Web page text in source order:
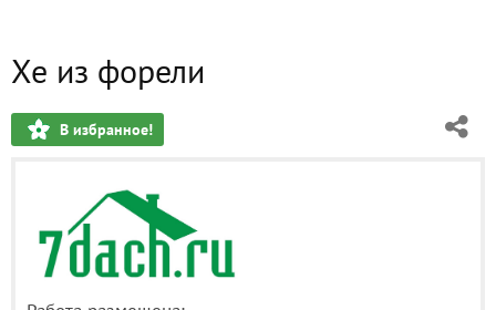
Хе из форели
В избранное!